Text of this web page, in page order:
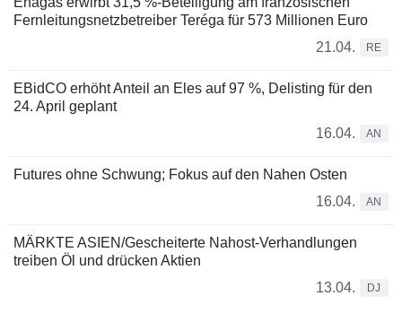
Fernleitungsnetzbetreiber Teréga für 573 Millionen Euro
21.04.
RE
EBidCO erhöht Anteil an Eles auf 97 %, Delisting für den
24. April geplant
16.04.
AN
Futures ohne Schwung; Fokus auf den Nahen Osten
16.04.
AN
MÄRKTE ASIEN/Gescheiterte Nahost-Verhandlungen
treiben Öl und drücken Aktien
13.04.
DJ